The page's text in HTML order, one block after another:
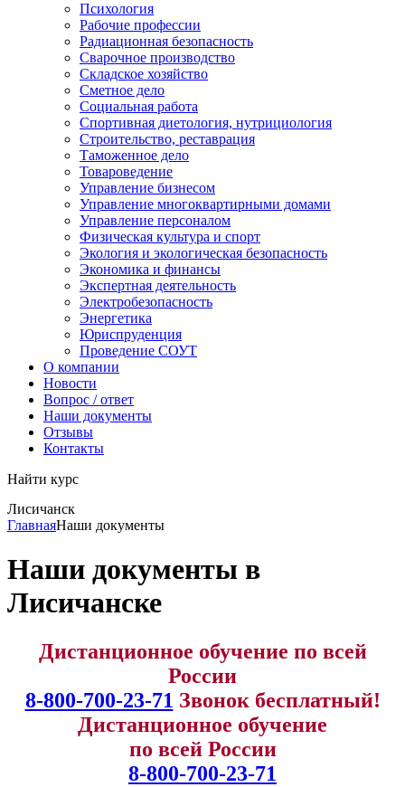
Психология
Рабочие профессии
Радиационная безопасность
Сварочное производство
Складское хозяйство
Сметное дело
Социальная работа
Спортивная диетология, нутрициология
Строительство, реставрация
Таможенное дело
Товароведение
Управление бизнесом
Управление многоквартирными домами
Управление персоналом
Физическая культура и спорт
Экология и экологическая безопасность
Экономика и финансы
Экспертная деятельность
Электробезопасность
Энергетика
Юриспруденция
Проведение СОУТ
О компании
Новости
Вопрос / ответ
Наши документы
Отзывы
Контакты
Найти курс
Лисичанск
ГлавнаяНаши документы
Наши документы в
Лисичанске
Дистанционное обучение по всей
России
8-800-700-23-71 Звонок бесплатный!
Дистанционное обучение
по всей России
8-800-700-23-71